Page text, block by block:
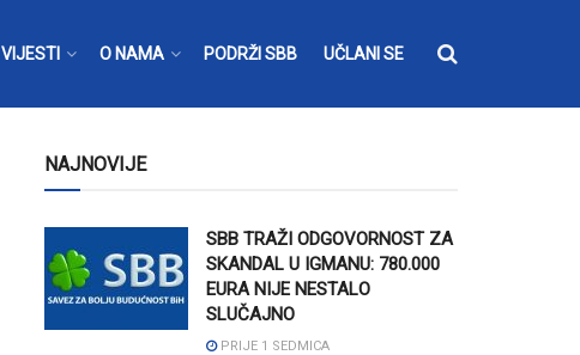
VIJESTI O NAMA PODRŽI SBB UČLANI SE
NAJNOVIJE
SBB TRAŽI ODGOVORNOST ZA
SKANDAL U IGMANU: 780.000
EURA NIJE NESTALO
SLUČAJNO
PRIJE 1 SEDMICA